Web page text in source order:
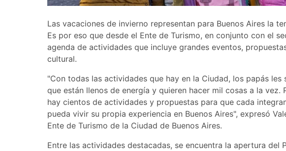
Las vacaciones de invierno representan para Buenos Aires la
Es por eso que desde el Ente de Turismo, en conjunto con el
agenda de actividades que incluye grandes eventos,
cultural.
"Con todas las actividades que hay en la Ciudad, los papás
que están llenos de energía y quieren hacer mil cosas a la vez.
hay cientos de actividades y propuestas para que cada
pueda vivir su propia experiencia en Buenos Aires", expresó
Ente de Turismo de la Ciudad de Buenos Aires.
Entre las actividades destacadas, se encuentra la apertura del